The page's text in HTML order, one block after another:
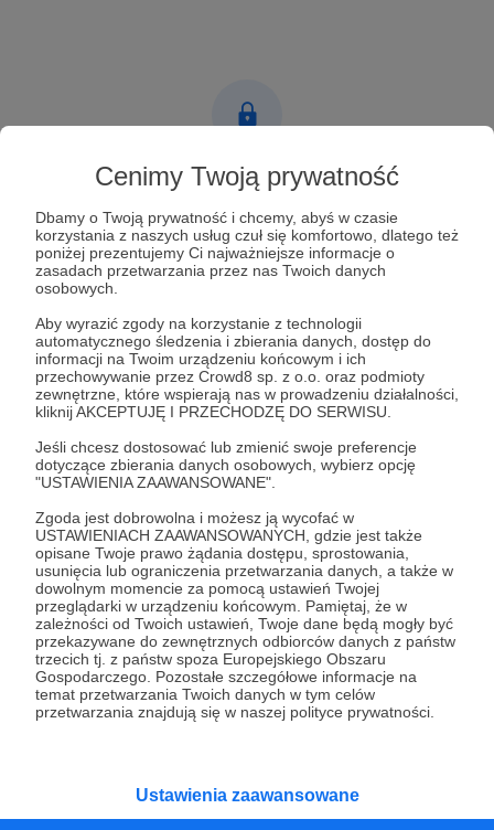
Cenimy Twoją prywatność
Dbamy o Twoją prywatność i chcemy, abyś w czasie
korzystania z naszych usług czuł się komfortowo, dlatego też
poniżej prezentujemy Ci najważniejsze informacje o
zasadach przetwarzania przez nas Twoich danych
osobowych.
Aby wyrazić zgody na korzystanie z technologii
automatycznego śledzenia i zbierania danych, dostęp do
informacji na Twoim urządzeniu końcowym i ich
przechowywanie przez Crowd8 sp. z o.o. oraz podmioty
zewnętrzne, które wspierają nas w prowadzeniu działalności,
kliknij AKCEPTUJĘ I PRZECHODZĘ DO SERWISU.
Jeśli chcesz dostosować lub zmienić swoje preferencje
dotyczące zbierania danych osobowych, wybierz opcję
"USTAWIENIA ZAAWANSOWANE".
Zgoda jest dobrowolna i możesz ją wycofać w
USTAWIENIACH ZAAWANSOWANYCH, gdzie jest także
opisane Twoje prawo żądania dostępu, sprostowania,
usunięcia lub ograniczenia przetwarzania danych, a także w
dowolnym momencie za pomocą ustawień Twojej
przeglądarki w urządzeniu końcowym. Pamiętaj, że w
zależności od Twoich ustawień, Twoje dane będą mogły być
przekazywane do zewnętrznych odbiorców danych z państw
trzecich tj. z państw spoza Europejskiego Obszaru
Gospodarczego. Pozostałe szczegółowe informacje na
temat przetwarzania Twoich danych w tym celów
przetwarzania znajdują się w naszej polityce prywatności.
Ustawienia zaawansowane
Post dostępny tylko dla Patronów
Aby zobaczyć ten materiał musisz być zalogowany
Zaloguj się
Udostępnij
Marcin Jaworski
Zobacz profil autora
Zobacz również
Nowy Arkusz Dividend Elite (Maj 2024)